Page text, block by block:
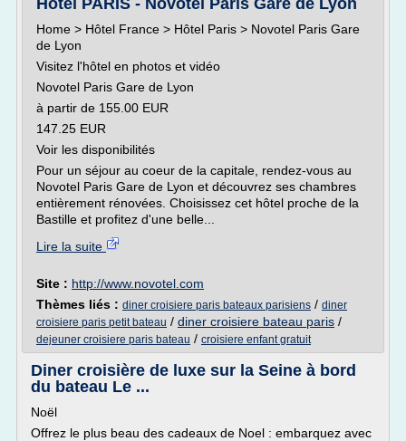
Hotel PARIS - Novotel Paris Gare de Lyon
Home > Hôtel France > Hôtel Paris > Novotel Paris Gare
de Lyon
Visitez l'hôtel en photos et vidéo
Novotel Paris Gare de Lyon
à partir de 155.00 EUR
147.25 EUR
Voir les disponibilités
Pour un séjour au coeur de la capitale, rendez-vous au
Novotel Paris Gare de Lyon et découvrez ses chambres
entièrement rénovées. Choisissez cet hôtel proche de la
Bastille et profitez d'une belle...
Lire la suite
Site : http://www.novotel.com
Thèmes liés : diner croisiere paris bateaux parisiens / diner
croisiere paris petit bateau / diner croisiere bateau paris /
dejeuner croisiere paris bateau / croisiere enfant gratuit
Diner croisière de luxe sur la Seine à bord
du bateau Le ...
Noël
Offrez le plus beau des cadeaux de Noel : embarquez avec